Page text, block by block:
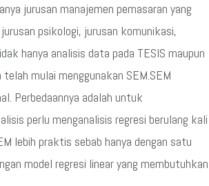
jurusan manajemen pemasaran yang
psikologi, jurusan komunikasi,
hanya analisis data pada TESIS maupun
mulai menggunakan SEM.SEM
Perbedaannya adalah untuk
perlu menganalisis regresi berulang kali
lebih praktis sebab hanya dengan satu
model regresi linear yang membutuhkan